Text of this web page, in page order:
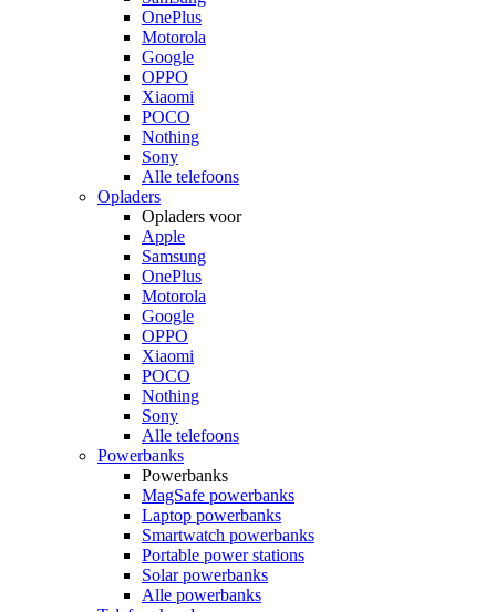
OnePlus
Motorola
Google
OPPO
Xiaomi
POCO
Nothing
Sony
Alle telefoons
Opladers
Opladers voor
Apple
Samsung
OnePlus
Motorola
Google
OPPO
Xiaomi
POCO
Nothing
Sony
Alle telefoons
Powerbanks
Powerbanks
MagSafe powerbanks
Laptop powerbanks
Smartwatch powerbanks
Portable power stations
Solar powerbanks
Alle powerbanks